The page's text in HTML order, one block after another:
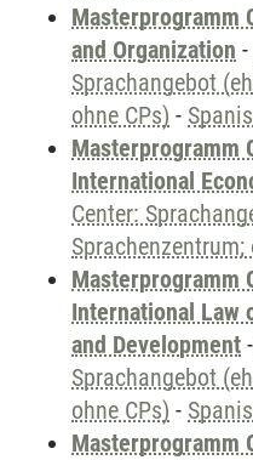
Masterprogramm
and Organization -
Sprachangebot
ohne CPs) -
Masterprogramm
International
Center:
Sprachenzentrum;
Masterprogramm
International Law
and Development -
Sprachangebot
ohne CPs) -
Masterprogramm